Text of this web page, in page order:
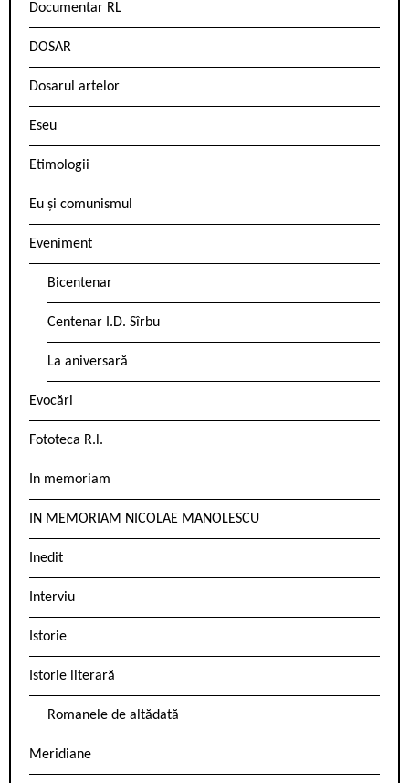
Documentar RL
DOSAR
Dosarul artelor
Eseu
Etimologii
Eu și comunismul
Eveniment
Bicentenar
Centenar I.D. Sîrbu
La aniversară
Evocări
Fototeca R.l.
In memoriam
IN MEMORIAM NICOLAE MANOLESCU
Inedit
Interviu
Istorie
Istorie literară
Romanele de altădată
Meridiane